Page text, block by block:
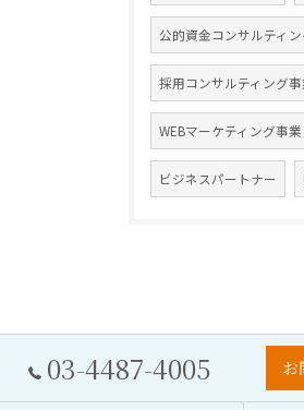
公的資金コンサルティ
採用コンサルティング事
WEBマーケティング事業
ビジネスパートナー
03-4487-4005 お